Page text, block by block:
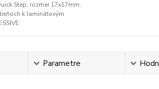
Step, rozmer 17x17mm,
k laminátovým
Parametre